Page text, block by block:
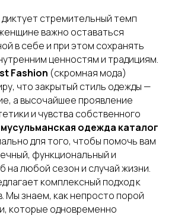
стремительный темп
важно оставаться
в себе и при этом сохранять
ценностям и традициям.
Fashion (скромная мода)
что закрытый стиль одежды —
а высочайшее проявление
и чувства собственного
мусульманская одежда каталог
для того, чтобы помочь вам
функциональный и
на любой сезон и случай жизни.
комплексный подход к
Мы знаем, как непросто порой
которые одновременно